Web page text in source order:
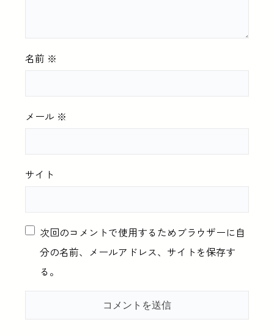
名前 ※
メール ※
サイト
次回のコメントで使用するためブラウザーに自
分の名前、メールアドレス、サイトを保存す
る。